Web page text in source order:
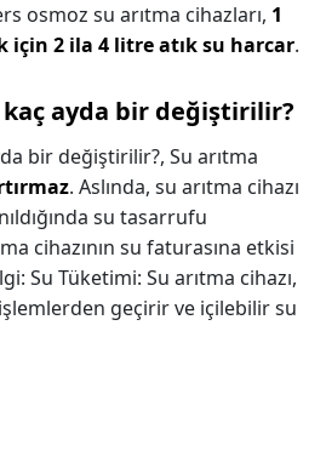
osmoz su arıtma cihazları, 1
2 ila 4 litre atık su harcar.
kaç ayda bir değiştirilir?
bir değiştirilir?, Su arıtma
. Aslında, su arıtma cihazı
su tasarrufu
cihazının su faturasına etkisi
Su Tüketimi: Su arıtma cihazı,
geçirir ve içilebilir su